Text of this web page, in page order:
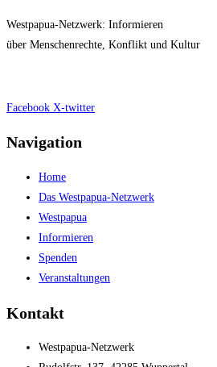
Westpapua-Netzwerk: Informieren
über Menschenrechte, Konflikt und Kultur
Facebook X-twitter
Navigation
Home
Das Westpapua-Netzwerk
Westpapua
Informieren
Spenden
Veranstaltungen
Kontakt
Westpapua-Netzwerk